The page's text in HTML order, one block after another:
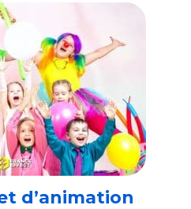
d’animation